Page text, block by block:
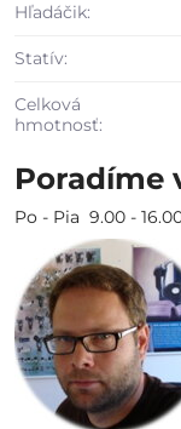
Hľadáčik:
Statív:
Celková
hmotnosť:
Poradíme
Po - Pia 9.00 -